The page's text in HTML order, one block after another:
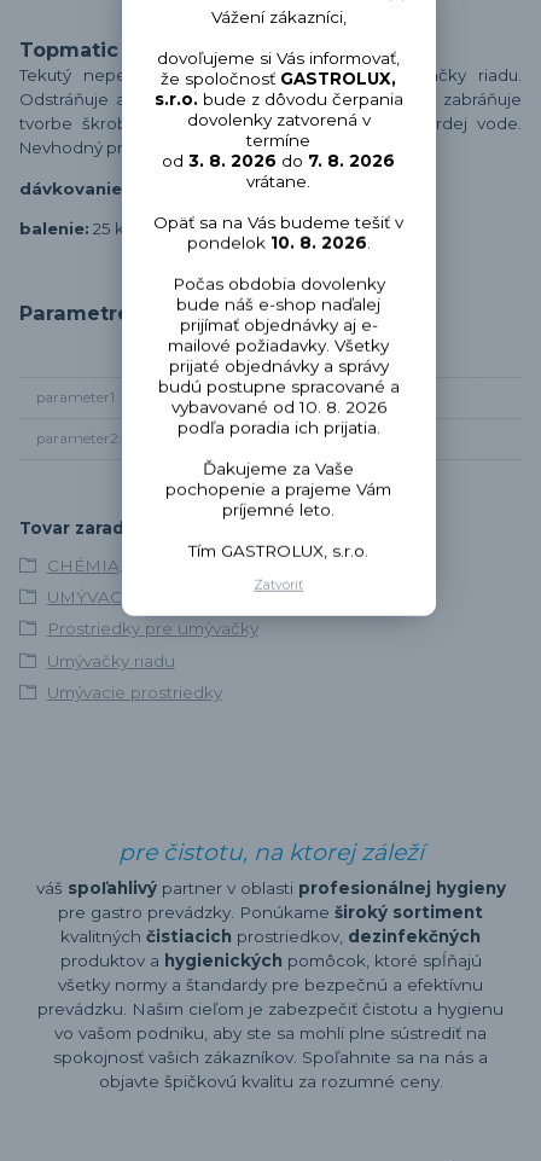
Topmatic Universal Special 25kg
Tekutý nepenivý umývací prostriedok do umývačky riadu.
Odstráňuje aj veľmi silné znečistenia riadu.Účinne zabráňuje
tvorbe škrobových usadenín. Plne účinný aj v tvrdej vode.
Nevhodný pre hliníkový riad. Bez zápachu.
dávkovanie: 1 až 5gramov / liter
balenie: 25 kg
Parametre
parameter1 Chémia pre umývačky
parameter2 umývací prostriedok
Tovar zaradený v kategóriách
CHÉMIA, SANITA A DEZINFEKCIA
UMÝVACÍ PROGRAM
Prostriedky pre umývačky
Umývačky riadu
Umývacie prostriedky
pre čistotu, na ktorej záleží
váš spoľahlivý partner v oblasti profesionálnej hygieny
pre gastro prevádzky. Ponúkame široký sortiment
kvalitných čistiacich prostriedkov, dezinfekčných
produktov a hygienických pomôcok, ktoré spĺňajú
všetky normy a štandardy pre bezpečnú a efektívnu
prevádzku. Našim cieľom je zabezpečiť čistotu a hygienu
vo vašom podniku, aby ste sa mohli plne sústrediť na
spokojnosť vašich zákazníkov. Spoľahnite sa na nás a
objavte špičkovú kvalitu za rozumné ceny.
Vážení zákazníci,
dovoľujeme si Vás informovať,
že spoločnosť GASTROLUX,
s.r.o.bude z dôvodu čerpania
dovolenky zatvorená v
termíne
od3. 8. 2026 do 7. 8. 2026
vrátane.
Opäť sa na Vás budeme tešiť v
pondelok 10. 8. 2026.
Počas obdobia dovolenky
bude náš e-shop naďalej
prijímať objednávky aj e-
mailové požiadavky. Všetky
prijaté objednávky a správy
budú postupne spracované a
vybavované od 10. 8. 2026
podľa poradia ich prijatia.
Ďakujeme za Vaše
pochopenie a prajeme Vám
príjemné leto.
Tím GASTROLUX, s.r.o.
Zatvoriť